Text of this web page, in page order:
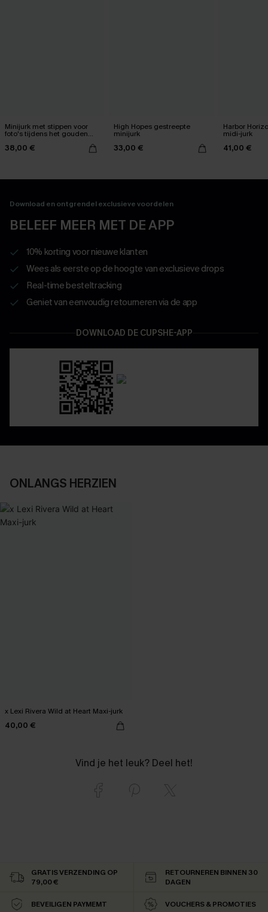
Minijurk met stippen voor
foto's tijdens het gouden
38,00 €
High Hopes gestreepte
minijurk
33,00 €
Harbor
midi-jurk
41,00 €
Download en ontgrendel exclusieve voordelen
BELEEF MEER MET DE APP
10% korting voor nieuwe klanten
Wees als eerste op de hoogte van exclusieve drops
Real-time besteltracking
Geniet van eenvoudig retourneren via de app
DOWNLOAD DE CUPSHE-APP
ONLANGS HERZIEN
x Lexi Rivera Wild at Heart Maxi-jurk
40,00 €
Vind je het leuk? Deel het!
GRATIS VERZENDING OP
79,00 €
RETOURNEREN BINNEN 30
DAGEN
BEVEILIGEN PAYMEMT VOUCHERS & PROMOTIES